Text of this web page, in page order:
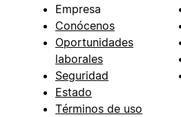
Empresa
Conócenos
Oportunidades
laborales
Seguridad
Estado
Términos de uso